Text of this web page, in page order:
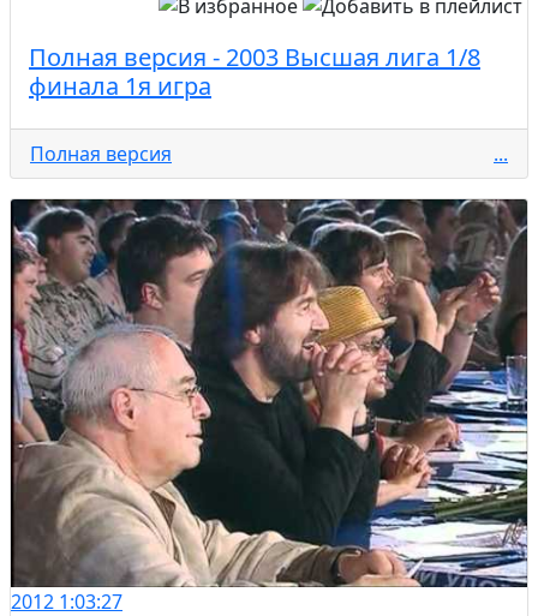
Полная версия - 2003 Высшая лига 1/8
финала 1я игра
Полная версия ...
2012 1:03:27